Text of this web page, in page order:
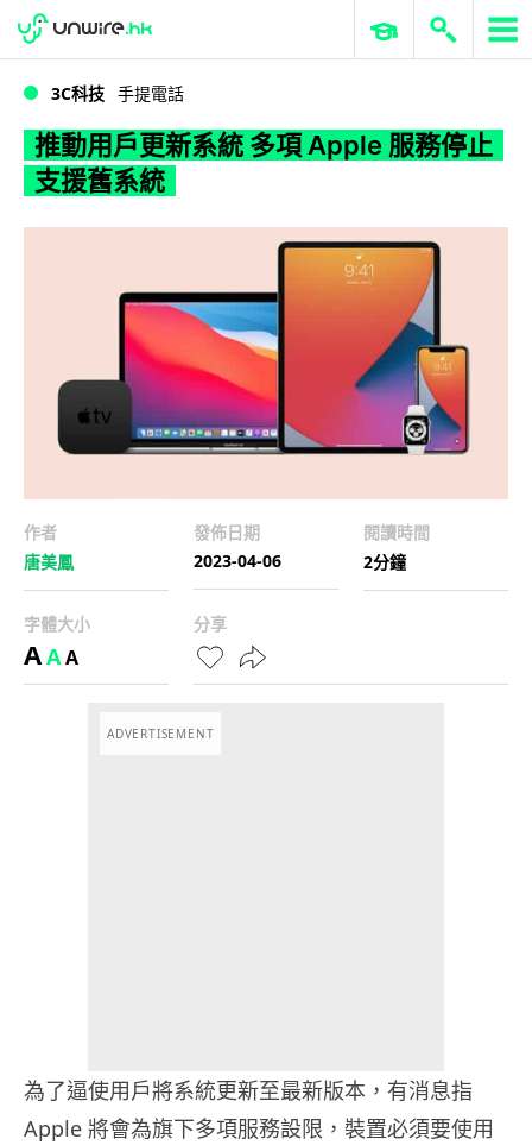
WWDC 2026 ERP 與商業 AI
3C科技 手提電話
推動用戶更新系統 多項 Apple 服務停止
支援舊系統
作者
唐美鳳
發佈日期
2023-04-06
閱讀時間
2分鐘
字體大小
AAA
分享
ADVERTISEMENT
為了逼使用戶將系統更新至最新版本，有消息指
Apple 將會為旗下多項服務設限，裝置必須要使用